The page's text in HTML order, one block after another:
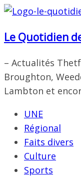
Passer
contenu
Le Quotidien
– Actualités
Broughton,
Lambton et
UNE
Régional
Faits divers
Culture
Sports